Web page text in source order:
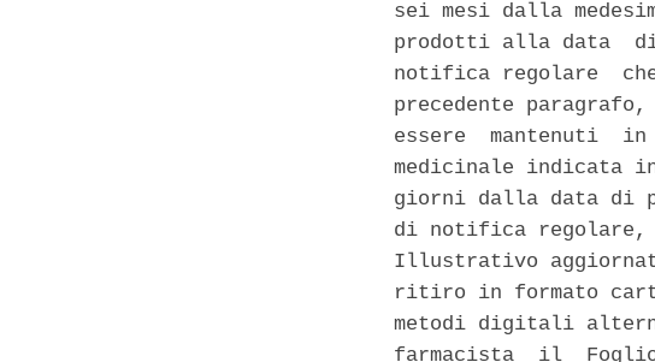
sei mesi dalla
prodotti alla data
notifica regolare
precedente
essere  mantenuti
medicinale indicata
giorni dalla data di
di notifica regolare,
Illustrativo
ritiro in formato
metodi digitali
farmacista  il